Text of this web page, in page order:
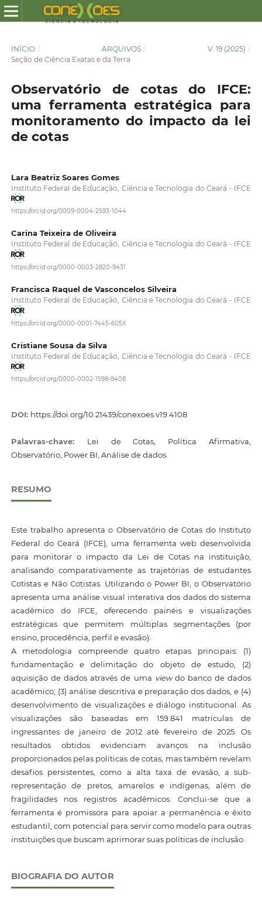
INÍCIO / ARQUIVOS / V. 19 (2025) /
Seção de Ciência Exatas e da Terra
Observatório de cotas do IFCE:
uma ferramenta estratégica para
monitoramento do impacto da lei
de cotas
Lara Beatriz Soares Gomes
Instituto Federal de Educação, Ciência e Tecnologia do Ceará - IFCE
https://orcid.org/0009-0004-2593-1044
Carina Teixeira de Oliveira
Instituto Federal de Educação, Ciência e Tecnologia do Ceará - IFCE
https://orcid.org/0000-0003-2820-9431
Francisca Raquel de Vasconcelos Silveira
Instituto Federal de Educação, Ciência e Tecnologia do Ceará - IFCE
https://orcid.org/0000-0001-7445-605X
Cristiane Sousa da Silva
Instituto Federal de Educação, Ciência e Tecnologia do Ceará - IFCE
https://orcid.org/0000-0002-1598-8408
DOI: https://doi.org/10.21439/conexoes.v19.4108
Palavras-chave: Lei de Cotas, Política Afirmativa,
Observatório, Power BI, Análise de dados
RESUMO
Este trabalho apresenta o Observatório de Cotas do Instituto
Federal do Ceará (IFCE), uma ferramenta web desenvolvida
para monitorar o impacto da Lei de Cotas na instituição,
analisando comparativamente as trajetórias de estudantes
Cotistas e Não Cotistas. Utilizando o Power BI, o Observatório
apresenta uma análise visual interativa dos dados do sistema
acadêmico do IFCE, oferecendo painéis e visualizações
estratégicas que permitem múltiplas segmentações (por
ensino, procedência, perfil e evasão).
A metodologia compreende quatro etapas principais: (1)
fundamentação e delimitação do objeto de estudo, (2)
aquisição de dados através de uma viewdo banco de dados
acadêmico, (3) análise descritiva e preparação dos dados, e (4)
desenvolvimento de visualizações e diálogo institucional. As
visualizações são baseadas em 159.841 matrículas de
ingressantes de janeiro de 2012 até fevereiro de 2025. Os
resultados obtidos evidenciam avanços na inclusão
proporcionados pelas políticas de cotas, mas também revelam
desafios persistentes, como a alta taxa de evasão, a sub-
representação de pretos, amarelos e indígenas, além de
fragilidades nos registros acadêmicos. Conclui-se que a
ferramenta é promissora para apoiar a permanência e êxito
estudantil, com potencial para servir como modelo para outras
instituições que buscam aprimorar suas políticas de inclusão.
BIOGRAFIA DO AUTOR